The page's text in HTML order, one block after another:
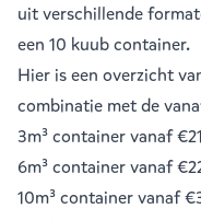
uit verschillende
een 10 kuub container.
Hier is een overzicht
combinatie met de
3m³ containervanaf
6m³ containervanaf
10m³ containervanaf